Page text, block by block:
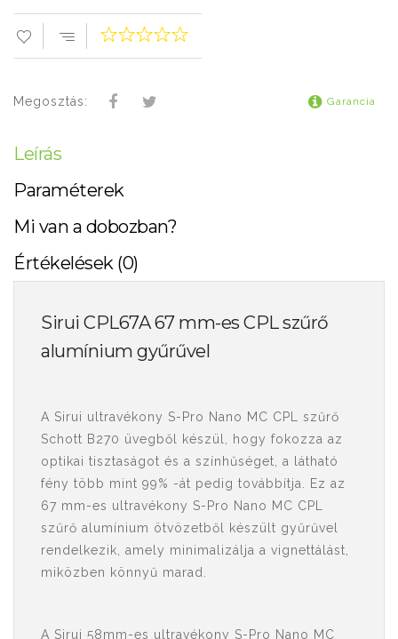
Megosztás: Garancia
Leírás
Paraméterek
Mi van a dobozban?
Értékelések (0)
Sirui CPL67A 67 mm-es CPL szűrő
alumínium gyűrűvel
A Sirui ultravékony S-Pro Nano MC CPL szűrő
Schott B270 üvegből készül, hogy fokozza az
optikai tisztaságot és a színhűséget, a látható
fény több mint 99% -át pedig továbbítja. Ez az
67 mm-es ultravékony S-Pro Nano MC CPL
szűrő alumínium ötvözetből készült gyűrűvel
rendelkezik, amely minimalizálja a vignettálást,
miközben könnyű marad.
A Sirui 58mm-es ultravékony S-Pro Nano MC